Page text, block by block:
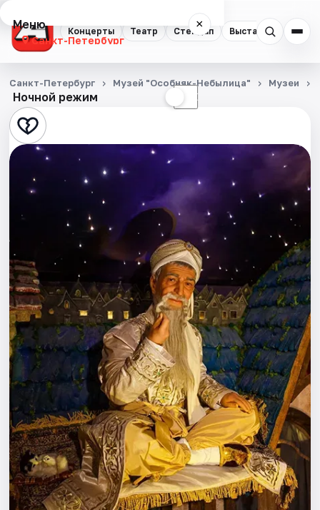
Концерты Театр Стендап Выставки
Меню ×
Санкт-Петербург
Концерты
Театр
Стендап
Выставки
Спорт
События
Города
Площадки
Артисты
Рейтинги
Ночной режим ☾
Санкт-Петербург Музей "Особняк-Небылица" Музеи